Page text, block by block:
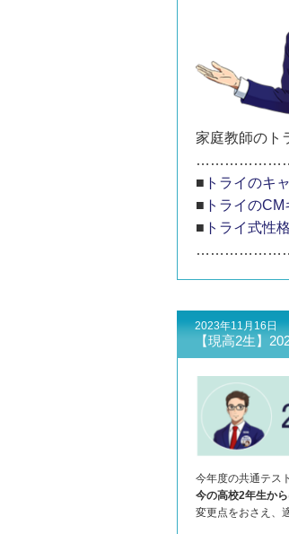
家庭教師の
■ トライのキ
■ トライの
■ トライ式性
2023年11月16日
【現高2生】
今年度の共通テス
今の高校2年生か
変更点をおさえ、